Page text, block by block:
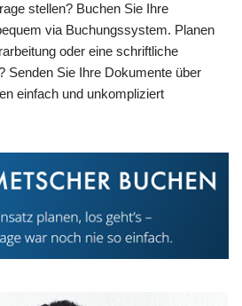
stellen? Buchen Sie Ihre
via Buchungssystem. Planen
oder eine schriftliche
Senden Sie Ihre Dokumente über
einfach und unkompliziert